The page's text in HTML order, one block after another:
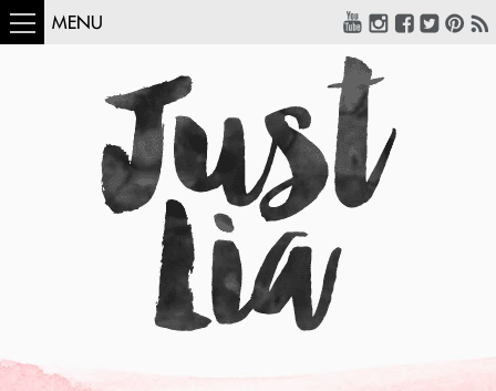
MENU